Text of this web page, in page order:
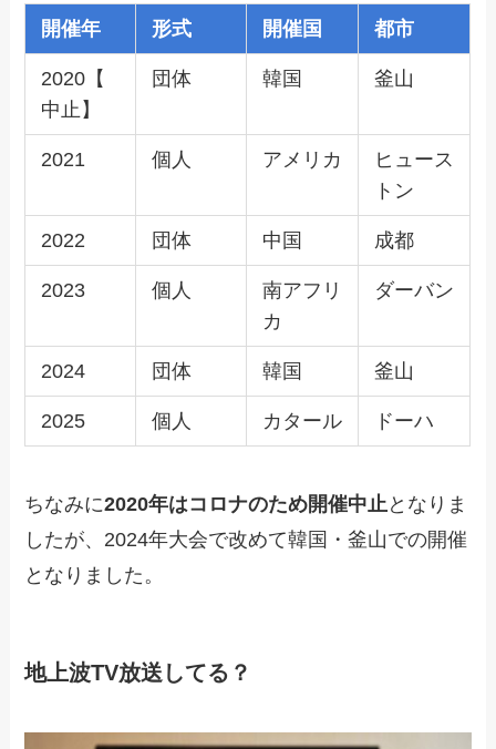
開催年 形式 開催国 都市
2020【
中止】
団体 韓国 釜山
2021 個人 アメリカ
ヒュース
トン
2022 団体 中国 成都
2023 個人
南アフリ
カ
ダーバン
2024 団体 韓国 釜山
2025 個人 カタール ドーハ
ちなみに2020年はコロナのため開催中止となりま
したが、2024年大会で改めて韓国・釜山での開催
となりました。
地上波TV放送してる？